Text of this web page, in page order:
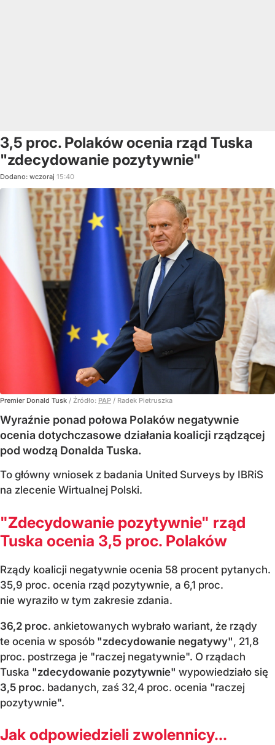
3,5 proc. Polaków ocenia rząd Tuska
"zdecydowanie pozytywnie"
Dodano: wczoraj 15:40
Premier Donald Tusk / Źródło: PAP / Radek Pietruszka
Wyraźnie ponad połowa Polaków negatywnie
ocenia dotychczasowe działania koalicji rządzącej
pod wodzą Donalda Tuska.
To główny wniosek z badania United Surveys by IBRiS
na zlecenie Wirtualnej Polski.
"Zdecydowanie pozytywnie" rząd
Tuska ocenia 3,5 proc. Polaków
Rządy koalicji negatywnie ocenia 58 procent pytanych.
35,9 proc. ocenia rząd pozytywnie, a 6,1 proc.
nie wyraziło w tym zakresie zdania.
36,2 proc. ankietowanych wybrało wariant, że rządy
te ocenia w sposób "zdecydowanie negatywy", 21,8
proc. postrzega je "raczej negatywnie". O rządach
Tuska "zdecydowanie pozytywnie" wypowiedziało się
3,5 proc. badanych, zaś 32,4 proc. ocenia "raczej
pozytywnie".
Jak odpowiedzieli zwolennicy...